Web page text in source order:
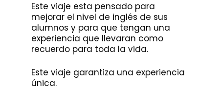
Este viaje esta pensado para
mejorar el nivel de inglés de sus
alumnos y para que tengan una
experiencia que llevaran como
recuerdo para toda la vida.
Este viaje garantiza una experiencia
única.